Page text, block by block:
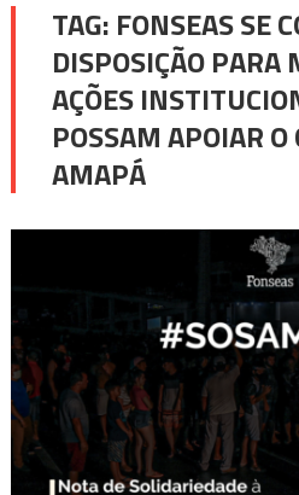
TAG: FONSEAS SE
DISPOSIÇÃO PARA
AÇÕES
POSSAM APOIAR O
AMAPÁ